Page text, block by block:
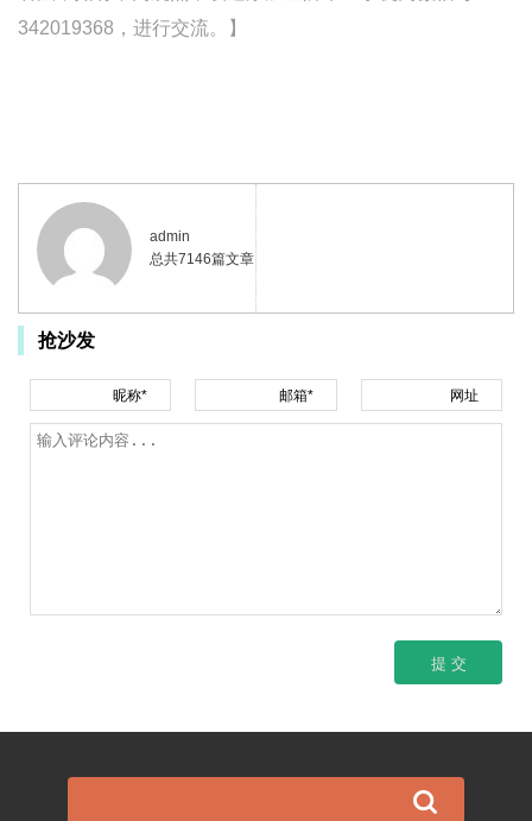
342019368，进行交流。】
admin
总共7146篇文章
抢沙发
昵称* 邮箱* 网址